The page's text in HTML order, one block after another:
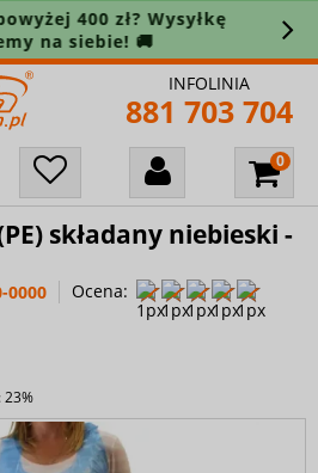
400 zł? Wysyłkę
na siebie! 🚚
INFOLINIA
881 703 704
składany niebieski -
0000
Ocena:
23%